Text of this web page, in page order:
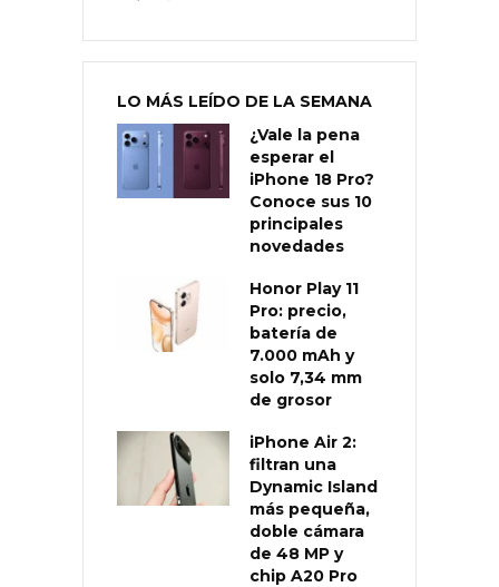
LO MÁS LEÍDO DE LA SEMANA
¿Vale la pena
esperar el
iPhone 18 Pro?
Conoce sus 10
principales
novedades
Honor Play 11
Pro: precio,
batería de
7.000 mAh y
solo 7,34 mm
de grosor
iPhone Air 2:
filtran una
Dynamic Island
más pequeña,
doble cámara
de 48 MP y
chip A20 Pro